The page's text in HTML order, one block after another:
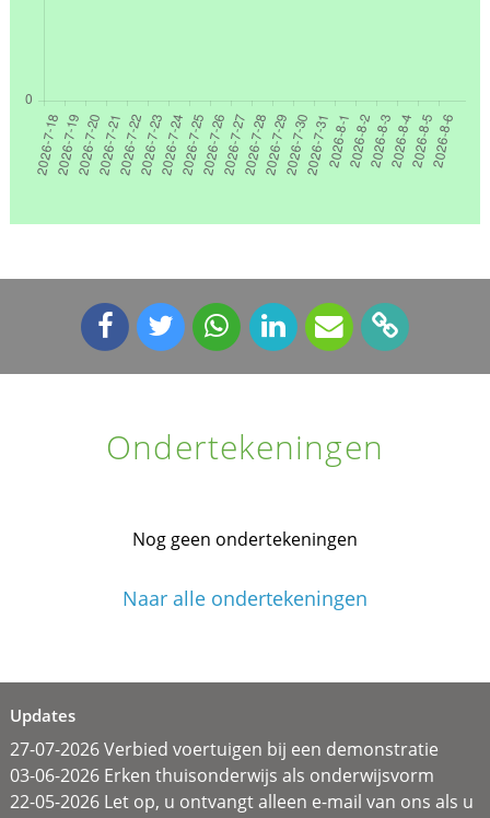
Ondertekeningen
Nog geen ondertekeningen
Naar alle ondertekeningen
Updates
27-07-2026 Verbied voertuigen bij een demonstratie
03-06-2026 Erken thuisonderwijs als onderwijsvorm
22-05-2026 Let op, u ontvangt alleen e-mail van ons als u